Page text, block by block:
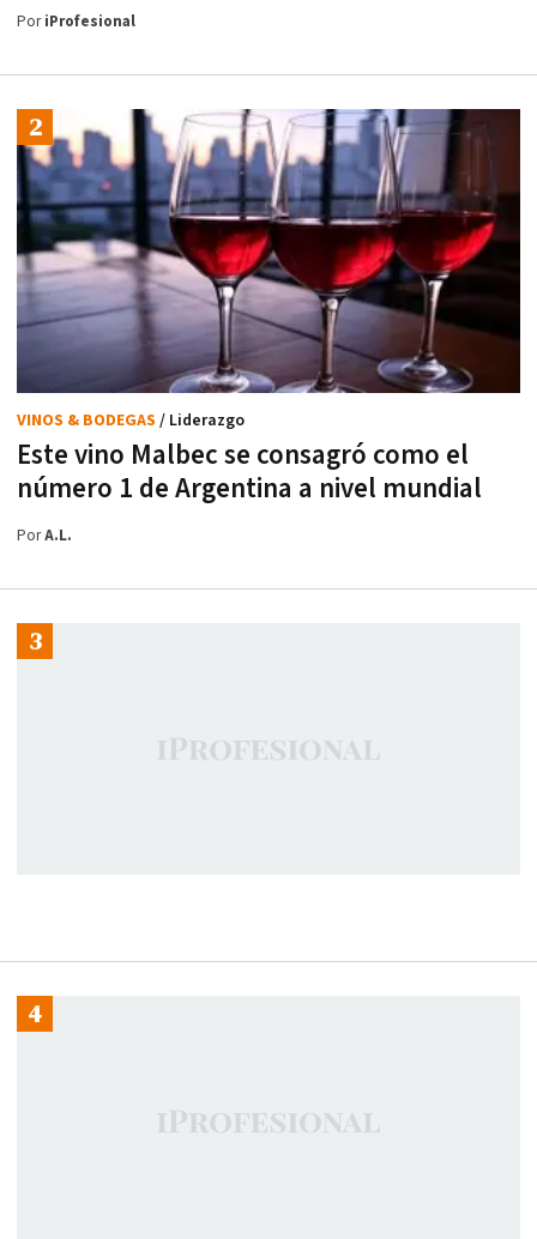
PoriProfesional
Este vino Malbec se consagró como el
número 1 de Argentina a nivel mundial
VINOS & BODEGAS / Liderazgo
PorA.L.